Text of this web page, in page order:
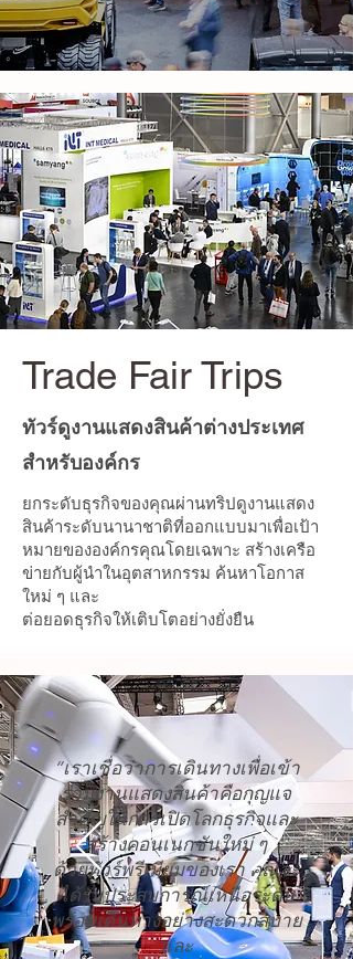
Trade Fair Trips
ทัวร์ดูงานแสดงสินค้าต่างประเทศ
สำหรับองค์กร
ยกระดับธุรกิจของคุณผ่านทริปดูงานแสดง
สินค้าระดับนานาชาติที่ออกแบบมาเพื่อเป้า
หมายขององค์กรคุณโดยเฉพาะ สร้างเครือ
ข่ายกับผู้นำในอุตสาหกรรม ค้นหาโอกาส
ใหม่ ๆ และ
ต่อยอดธุรกิจให้เติบโตอย่างยั่งยืน
“เราเชื่อว่าการเดินทางเพื่อเข้า
ร่วมงานแสดงสินค้าคือกุญแจ
สำคัญในการเปิดโลกธุรกิจและ
สร้างคอนเนกชันใหม่ ๆ
ด้วยทัวร์พรีเมียมของเรา คุณจะ
ได้รับประสบการณ์เหนือระดับ
พร้อมเดินทางอย่างสะดวกสบาย
และ